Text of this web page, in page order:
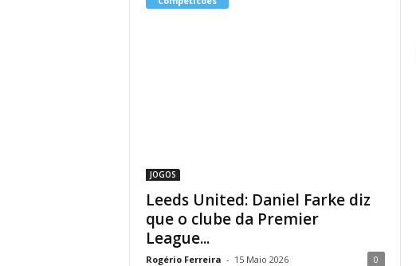
JOGOS
Leeds United: Daniel Farke diz
que o clube da Premier
League...
Rogério Ferreira - 15 Maio 2026 0